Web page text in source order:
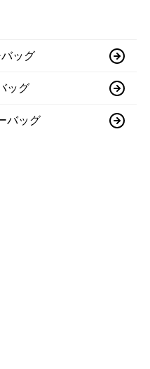
ッグ
ッグ
バッグ